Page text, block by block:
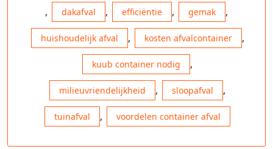
, dakafval , efficiëntie , gemak ,
huishoudelijk afval , kosten afvalcontainer ,
kuub container nodig ,
milieuvriendelijkheid , sloopafval ,
tuinafval , voordelen container afval